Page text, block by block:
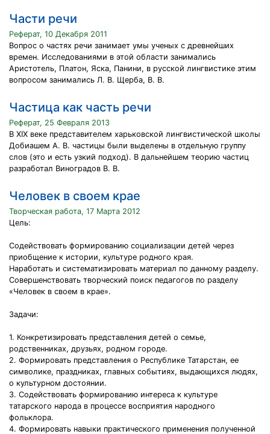
Части речи
Реферат, 10 Декабря 2011
Вопрос о частях речи занимает умы ученых с древнейших
времен. Исследованиями в этой области занимались
Аристотель, Платон, Яска, Панини, в русской лингвистике этим
вопросом занимались Л. В. Щерба, В. В.
Частица как часть речи
Реферат, 25 Февраля 2013
В XIX веке представителем харьковской лингвистической школы
Добиашем А. В. частицы были выделены в отдельную группу
слов (это и есть узкий подход). В дальнейшем теорию частиц
разработал Виноградов В. В.
Человек в своем крае
Творческая работа, 17 Марта 2012
Цель:
Содействовать формированию социализации детей через
приобщение к истории, культуре родного края.
Наработать и систематизировать материал по данному разделу.
Совершенствовать творческий поиск педагогов по разделу
«Человек в своем в крае».
Задачи:
1. Конкретизировать представления детей о семье,
родственниках, друзьях, родном городе.
2. Формировать представления о Республике Татарстан, ее
символике, праздниках, главных событиях, выдающихся людях,
о культурном достоянии.
3. Содействовать формированию интереса к культуре
татарского народа в процессе восприятия народного
фольклора.
4. Формировать навыки практического применения полученной